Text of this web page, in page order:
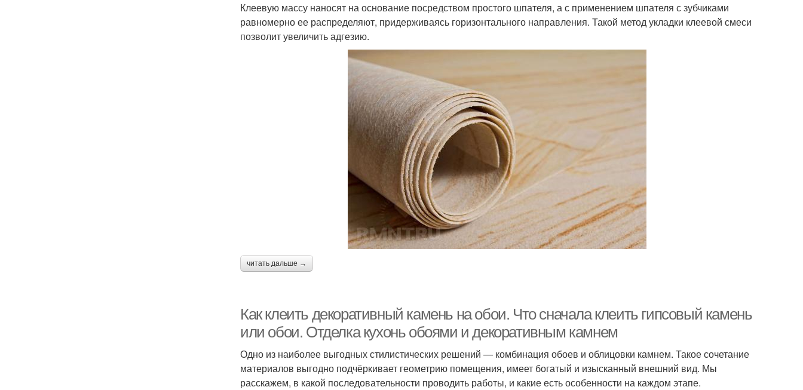
Клеевую массу наносят на основание посредством простого шпателя, а с применением шпателя с зубчиками
равномерно ее распределяют, придерживаясь горизонтального направления. Такой метод укладки клеевой смеси
позволит увеличить адгезию.
читать дальше →
Как клеить декоративный камень на обои. Что сначала клеить гипсовый камень
или обои. Отделка кухонь обоями и декоративным камнем
Одно из наиболее выгодных стилистических решений — комбинация обоев и облицовки камнем. Такое сочетание
материалов выгодно подчёркивает геометрию помещения, имеет богатый и изысканный внешний вид. Мы
расскажем, в какой последовательности проводить работы, и какие есть особенности на каждом этапе.